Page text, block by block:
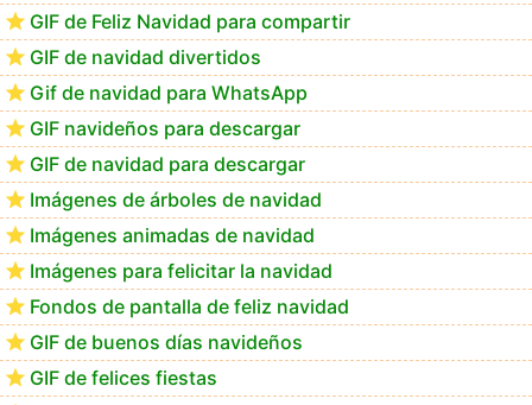
GIF de Feliz Navidad para compartir
GIF de navidad divertidos
Gif de navidad para WhatsApp
GIF navideños para descargar
GIF de navidad para descargar
Imágenes de árboles de navidad
Imágenes animadas de navidad
Imágenes para felicitar la navidad
Fondos de pantalla de feliz navidad
GIF de buenos días navideños
GIF de felices fiestas